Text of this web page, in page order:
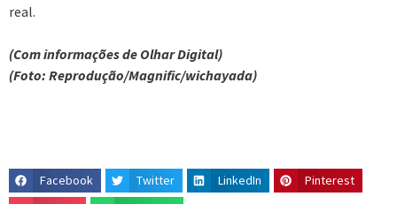
real.
(Com informações de Olhar Digital)
(Foto: Reprodução/Magnific/wichayada)
Facebook Twitter LinkedIn
Pinterest